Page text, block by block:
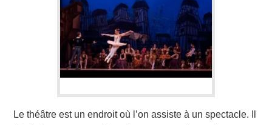
Le théâtre est un endroit où l’on assiste à un spectacle. Il